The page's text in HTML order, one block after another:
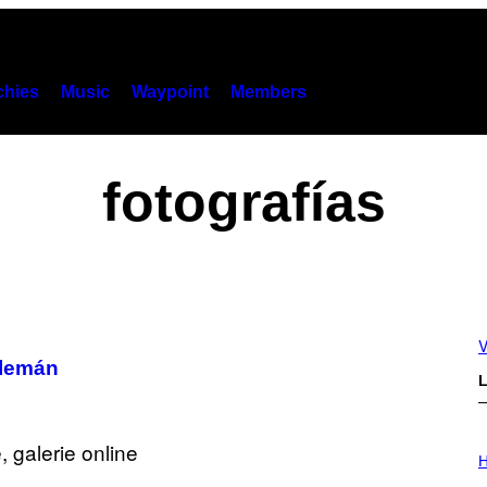
Music Waypoint Members
fotografías
L